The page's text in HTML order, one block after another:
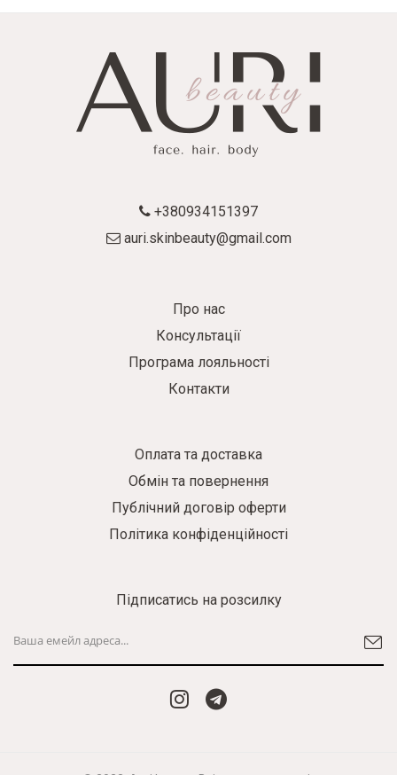
+380934151397
auri.skinbeauty@gmail.com
Про нас
Консультації
Програма лояльності
Контакти
Оплата та доставка
Обмін та повернення
Публічний договір оферти
Політика конфіденційності
Підписатись на розсилку